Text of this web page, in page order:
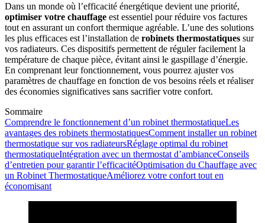
Dans un monde où l’efficacité énergétique devient une priorité,
optimiser votre chauffage est essentiel pour réduire vos factures
tout en assurant un confort thermique agréable. L’une des solutions
les plus efficaces est l’installation de robinets thermostatiques sur
vos radiateurs. Ces dispositifs permettent de réguler facilement la
température de chaque pièce, évitant ainsi le gaspillage d’énergie.
En comprenant leur fonctionnement, vous pourrez ajuster vos
paramètres de chauffage en fonction de vos besoins réels et réaliser
des économies significatives sans sacrifier votre confort.
Sommaire
Comprendre le fonctionnement d’un robinet thermostatiqueLes
avantages des robinets thermostatiquesComment installer un robinet
thermostatique sur vos radiateursRéglage optimal du robinet
thermostatiqueIntégration avec un thermostat d’ambianceConseils
d’entretien pour garantir l’efficacitéOptimisation du Chauffage avec
un Robinet ThermostatiqueAméliorez votre confort tout en
économisant